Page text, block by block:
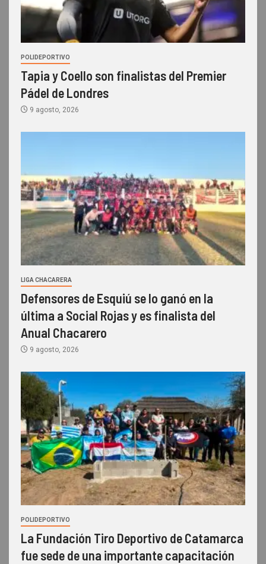
POLIDEPORTIVO
Tapia y Coello son finalistas del Premier
Pádel de Londres
9 agosto, 2026
LIGA CHACARERA
Defensores de Esquiú se lo ganó en la
última a Social Rojas y es finalista del
Anual Chacarero
9 agosto, 2026
POLIDEPORTIVO
La Fundación Tiro Deportivo de Catamarca
fue sede de una importante capacitación